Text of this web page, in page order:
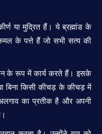
या मुद्रित हैं। ये ब्रह्मांड के
के पत्ते हैं जो सभी सत्य की
के रूप में कार्य करते हैं। इसके
बिना किसी कीचड़ के कीचड़ में
का प्रतीक है और अपनी